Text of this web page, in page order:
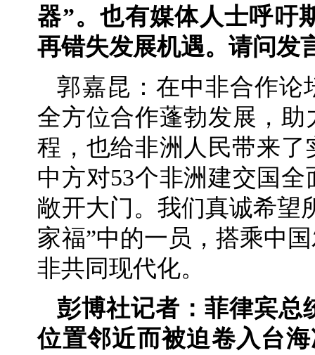
器”。也有媒体人士呼吁
再错失发展机遇。请问发
郭嘉昆：在中非合作论
全方位合作蓬勃发展，
程，也给非洲人民带来
中方对53个非洲建交国
敞开大门。我们真诚希望
家福”中的一员，搭乘中
非共同现代化。
彭博社记者：菲律宾总
位置邻近而被迫卷入台